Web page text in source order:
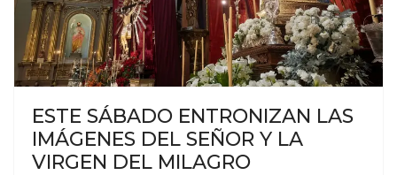
ESTE SÁBADO ENTRONIZAN LAS
IMÁGENES DEL SEÑOR Y LA
VIRGEN DEL MILAGRO